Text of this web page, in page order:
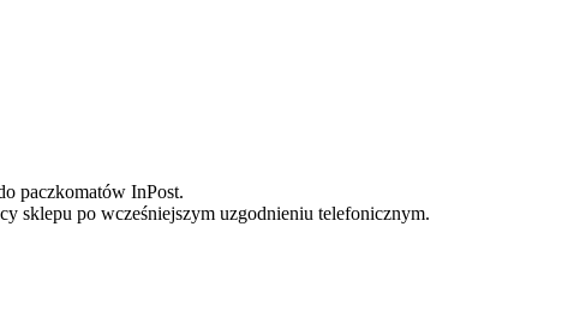
paczkomatów InPost.
sklepu po wcześniejszym uzgodnieniu telefonicznym.